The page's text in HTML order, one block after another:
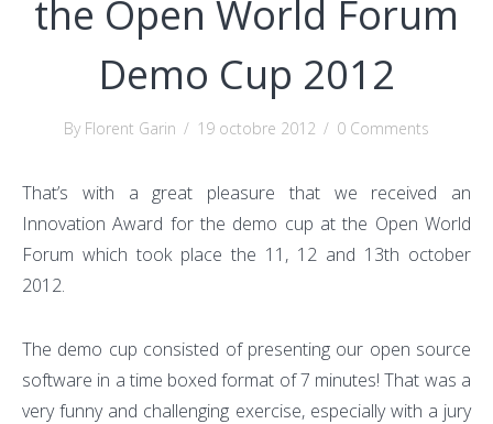
the Open World Forum
Demo Cup 2012
By Florent Garin / 19 octobre 2012 / 0 Comments
That’s with a great pleasure that we received an
Innovation Award for the demo cup at the Open World
Forum which took place the 11, 12 and 13th october
2012.
The demo cup consisted of presenting our open source
software in a time boxed format of 7 minutes! That was a
very funny and challenging exercise, especially with a jury